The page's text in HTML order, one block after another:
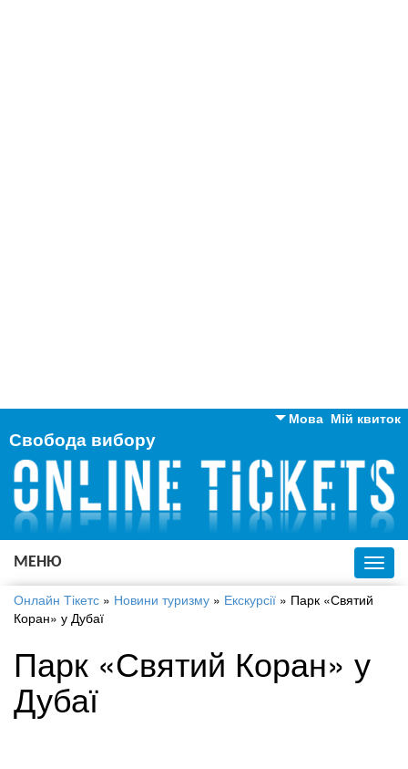
Мій квиток
Мова
Англійська
Російська
Українська
Свобода вибору
МЕНЮ
Онлайн Тікетс » Новини туризму » Екскурсії » Парк «Святий
Коран» у Дубаї
Парк «Святий Коран» у
Дубаї